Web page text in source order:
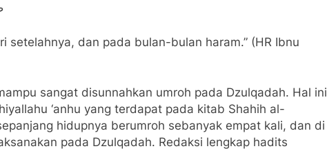
setelahnya, dan pada bulan-bulan haram.” (HR Ibnu
sangat disunnahkan umroh pada Dzulqadah. Hal ini
‘anhu yang terdapat pada kitab Shahih al-
hidupnya berumroh sebanyak empat kali, dan di
pada Dzulqadah. Redaksi lengkap hadits